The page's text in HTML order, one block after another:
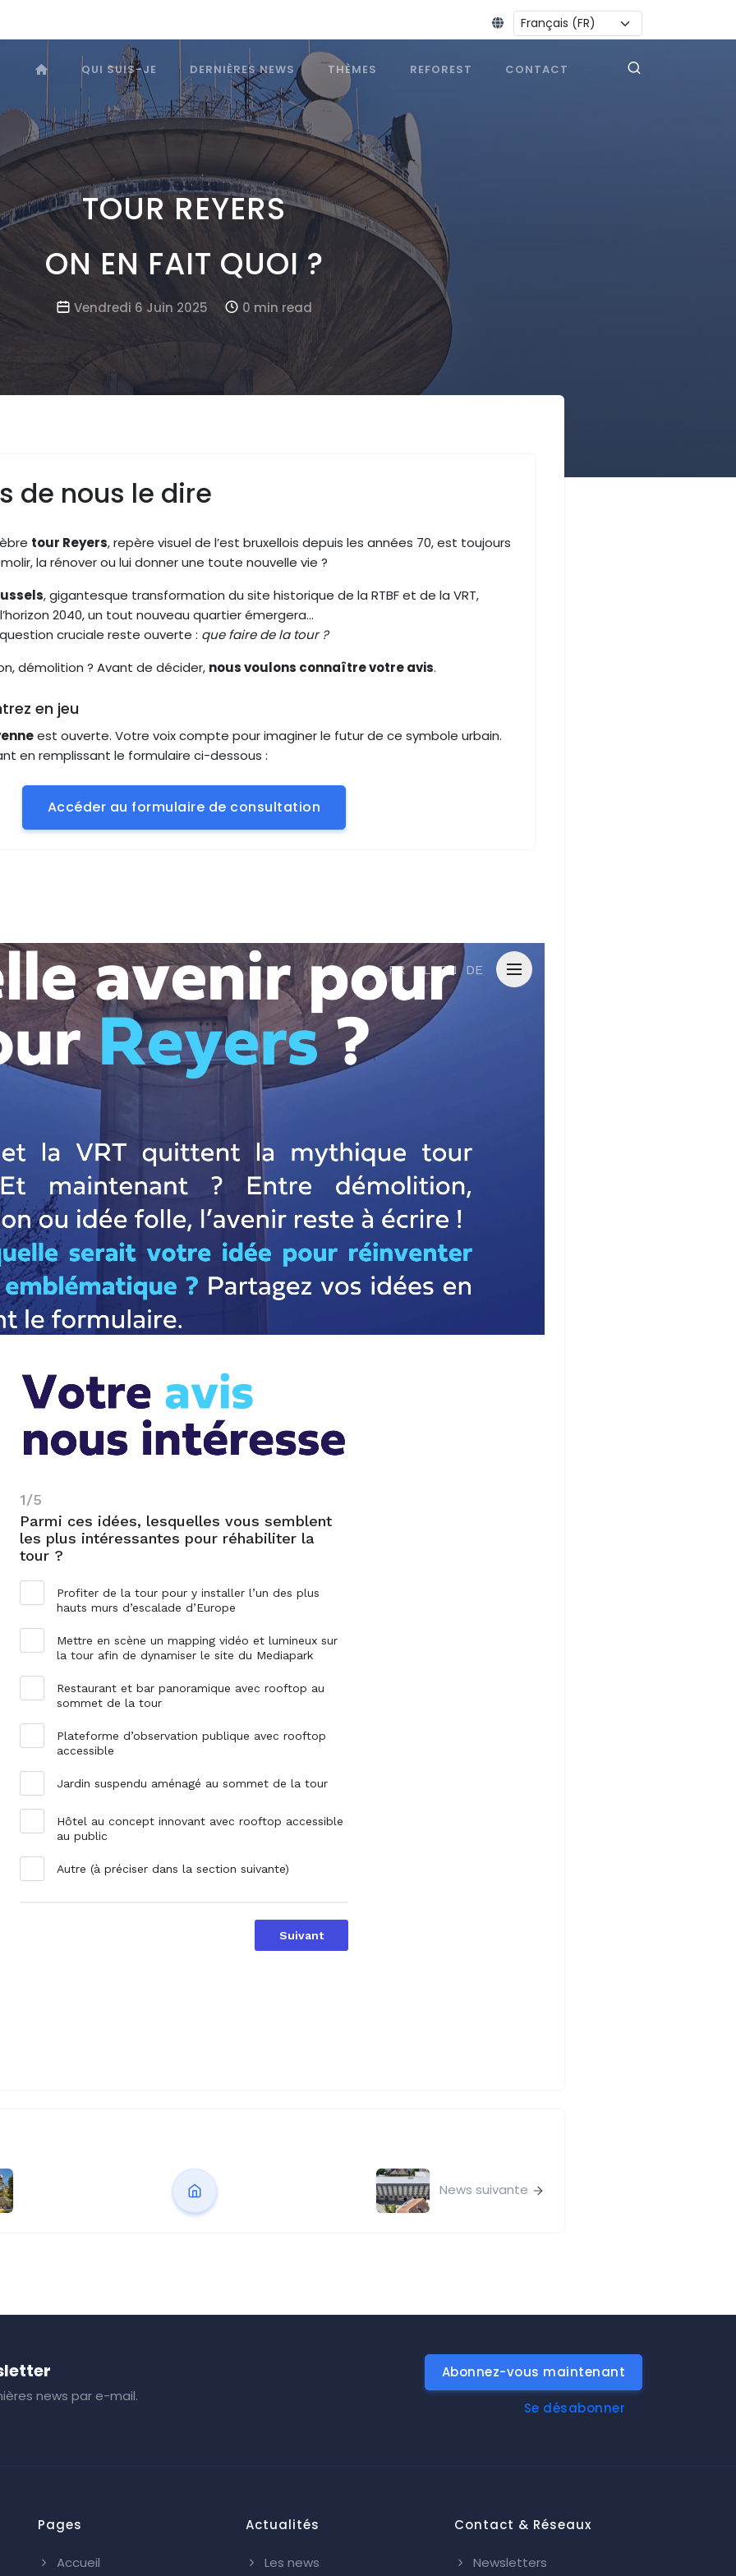
Changer la langue :
QUI SUIS-JE DERNIÈRES NEWS THÈMES REFOREST CONTACT
TOUR REYERS
ON EN FAIT QUOI ?
Vendredi 6 Juin 2025 0 min read
de nous le dire
tour Reyers, repère visuel de l’est bruxellois depuis les années 70, est toujours
la rénover ou lui donner une toute nouvelle vie ?
, gigantesque transformation du site historique de la RTBF et de la VRT,
2040, un tout nouveau quartier émergera…
cruciale reste ouverte : que faire de la tour ?
démolition ? Avant de décider, nous voulons connaître votre avis.
en jeu
est ouverte. Votre voix compte pour imaginer le futur de ce symbole urbain.
en remplissant le formulaire ci-dessous :
Accéder au formulaire de consultation
News suivante
news par e-mail.
Abonnez-vous maintenant
Se désabonner
Pages
Accueil
Actualités
Les news
Contact & Réseaux
Newsletters